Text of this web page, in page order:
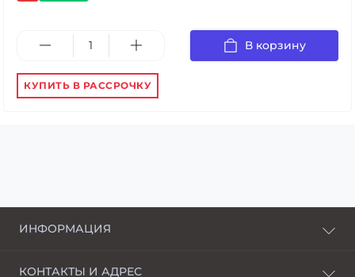
В корзину
КУПИТЬ В РАССРОЧКУ
ИНФОРМАЦИЯ
КОНТАКТЫ И АДРЕС